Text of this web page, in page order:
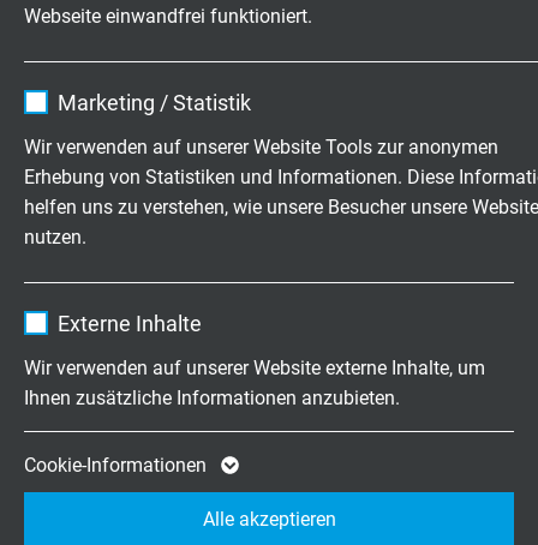
Webseite einwandfrei funktioniert.
Laufzeit 1 Jahr
Marketing / Statistik
Wir verwenden auf unserer Website Tools zur anonymen
Erhebung von Statistiken und Informationen. Diese
helfen uns zu verstehen, wie unsere Besucher unsere Website
nutzen.
Laufzeit 2 Jahre
Zweck
Cookie von Google für Website-Analysen.
Erzeugt statistische Daten darüber, wie der
Besucher die Website nutzt.
Externe Inhalte
Wir verwenden auf unserer Website externe Inhalte, um
Ihnen zusätzliche Informationen anzubieten.
Cookie-Informationen
Alle akzeptieren
+49 (0)2162 898-0
Unternehmen
Wir über uns
Jobs & Karriere
Kontakt